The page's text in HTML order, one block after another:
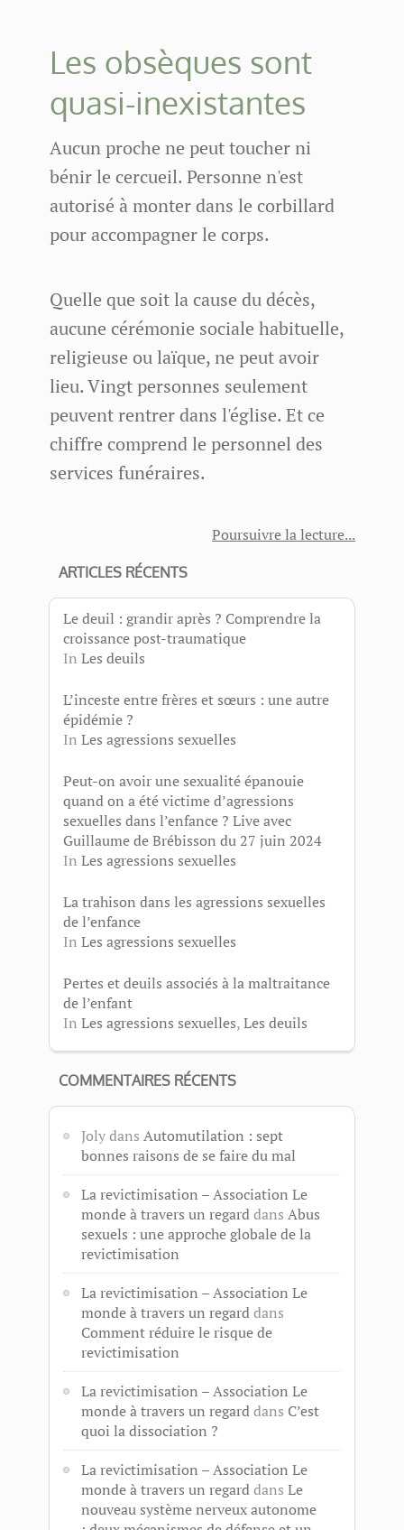
Les obsèques sont
quasi-inexistantes
Aucun proche ne peut toucher ni
bénir le cercueil. Personne n'est
autorisé à monter dans le corbillard
pour accompagner le corps.
Quelle que soit la cause du décès,
aucune cérémonie sociale habituelle,
religieuse ou laïque, ne peut avoir
lieu. Vingt personnes seulement
peuvent rentrer dans l'église. Et ce
chiffre comprend le personnel des
services funéraires.
Poursuivre la lecture
ARTICLES RÉCENTS
Le deuil : grandir après ? Comprendre la
croissance post-traumatique
In Les deuils
L’inceste entre frères et sœurs : une autre
épidémie ?
In Les agressions sexuelles
Peut-on avoir une sexualité épanouie
quand on a été victime d’agressions
sexuelles dans l’enfance ? Live avec
Guillaume de Brébisson du 27 juin 2024
In Les agressions sexuelles
La trahison dans les agressions sexuelles
de l’enfance
In Les agressions sexuelles
Pertes et deuils associés à la maltraitance
de l’enfant
In Les agressions sexuelles,Les deuils
COMMENTAIRES RÉCENTS
Jolydans Automutilation : sept
bonnes raisons de se faire du mal
La revictimisation – Association Le
monde à travers un regarddans Abus
sexuels : une approche globale de la
revictimisation
La revictimisation – Association Le
monde à travers un regarddans
Comment réduire le risque de
revictimisation
La revictimisation – Association Le
monde à travers un regarddans C’est
quoi la dissociation ?
La revictimisation – Association Le
monde à travers un regarddans Le
nouveau système nerveux autonome